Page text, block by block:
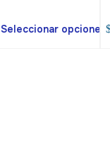
Seleccionar opciones